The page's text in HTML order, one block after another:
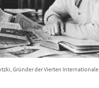
Gründer der Vierten Internationale